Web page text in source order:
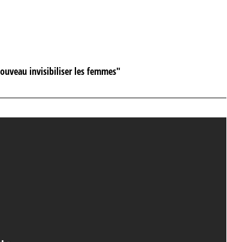
invisibiliser les femmes"